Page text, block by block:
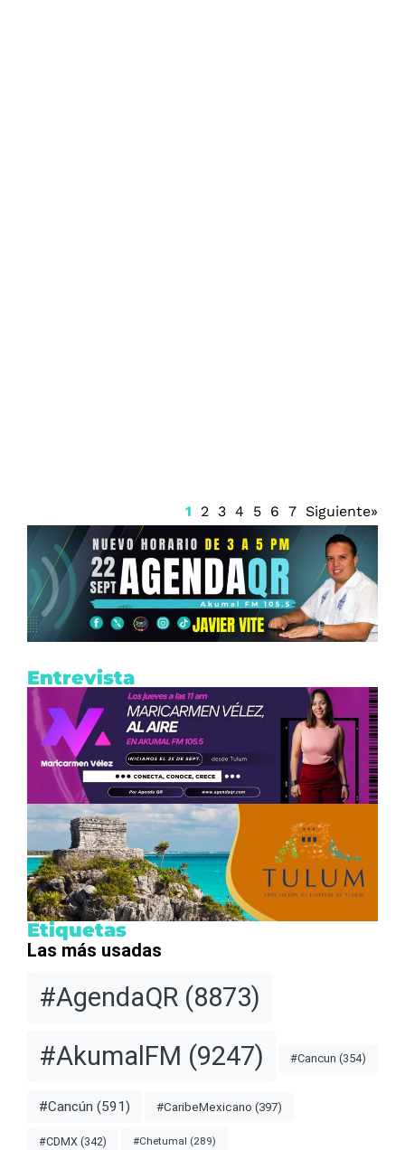
1 2 3 4 5 6 7 Siguiente»
Entrevista
Etiquetas
Las más usadas
#AgendaQR (8873)
#AkumalFM (9247) #Cancun (354)
#Cancún (591) #CaribeMexicano (397)
#CDMX (342) #Chetumal (289)